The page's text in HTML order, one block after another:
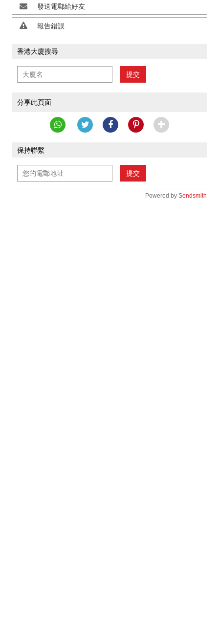
發送電郵給好友
報告錯誤
香港大廈搜尋
提交
分享此頁面
保持聯繫
提交
Powered by Sendsmith